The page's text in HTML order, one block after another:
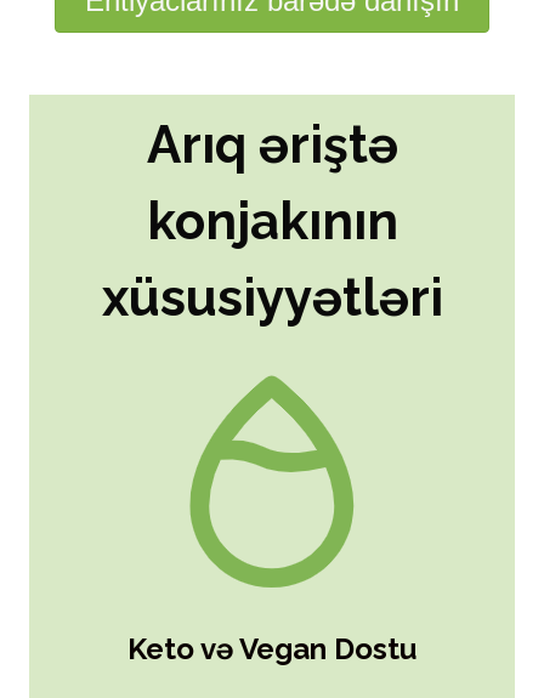
Arıq əriştə
konjakının
xüsusiyyətləri
Keto və Vegan Dostu